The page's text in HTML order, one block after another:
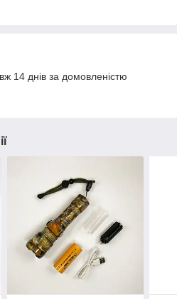
14 днів за домовленістю